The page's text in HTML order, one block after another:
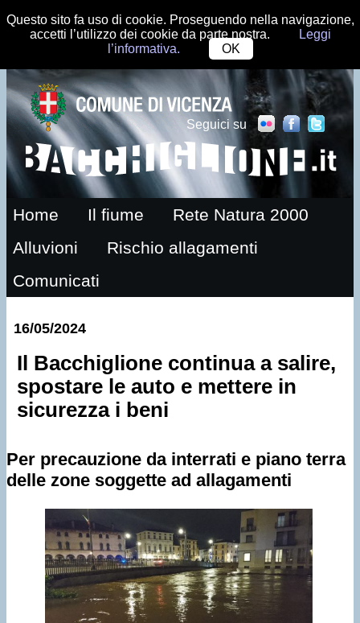
Questo sito fa uso di cookie. Proseguendo nella navigazione,
accetti l’utilizzo dei cookie da parte nostra.
Leggi
l’informativa.
OK
Seguici su
Home Il fiume
Rete Natura 2000
Alluvioni
Rischio allagamenti
Comunicati
16/05/2024
Il Bacchiglione continua a salire,
spostare le auto e mettere in
sicurezza i beni
Per precauzione da interrati e piano terra
delle zone soggette ad allagamenti